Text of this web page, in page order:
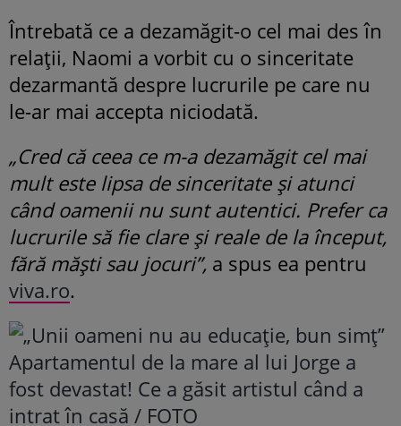
Întrebată ce a dezamăgit-o cel mai des în
relații, Naomi a vorbit cu o sinceritate
dezarmantă despre lucrurile pe care nu
le-ar mai accepta niciodată.
„Cred că ceea ce m-a dezamăgit cel mai
mult este lipsa de sinceritate și atunci
când oamenii nu sunt autentici. Prefer ca
lucrurile să fie clare și reale de la început,
fără măști sau jocuri”, a spus ea pentru
viva.ro.